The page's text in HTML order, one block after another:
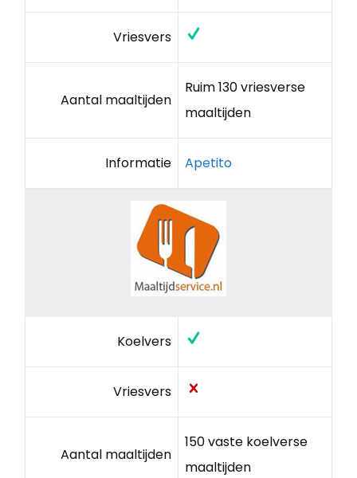
Vriesvers
Aantal maaltijden
Ruim 130 vriesverse
maaltijden
Informatie Apetito
Koelvers
Vriesvers
Aantal maaltijden
150 vaste koelverse
maaltijden